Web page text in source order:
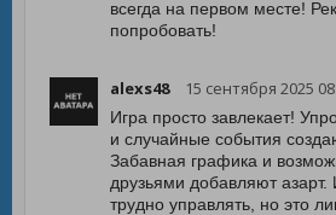
всегда на первом месте!
попробовать!
alexs48 15 сентября 2025
Игра просто завлекает!
и случайные события
Забавная графика и
друзьями добавляют азарт.
трудно управлять, но это